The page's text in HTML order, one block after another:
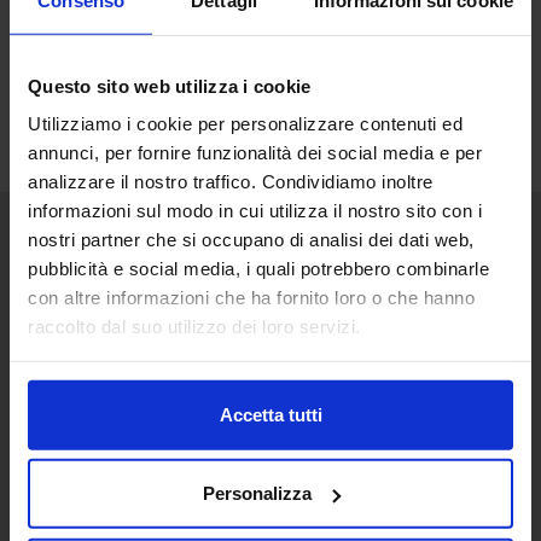
Questo sito web utilizza i cookie
Utilizziamo i cookie per personalizzare contenuti ed
annunci, per fornire funzionalità dei social media e per
analizzare il nostro traffico. Condividiamo inoltre
informazioni sul modo in cui utilizza il nostro sito con i
nostri partner che si occupano di analisi dei dati web,
pubblicità e social media, i quali potrebbero combinarle
con altre informazioni che ha fornito loro o che hanno
raccolto dal suo utilizzo dei loro servizi.
Accetta tutti
Personalizza
Senaf srl
Via Eritrea 21/A
20157 | Milano | Italia
Progetto e direzione